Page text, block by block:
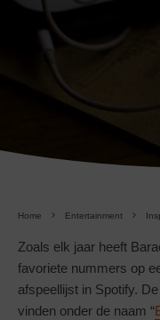
Home Entertainment
Zoals elk jaar heeft
favoriete nummers op
afspeellijst in Spotify.
vinden onder de naam “